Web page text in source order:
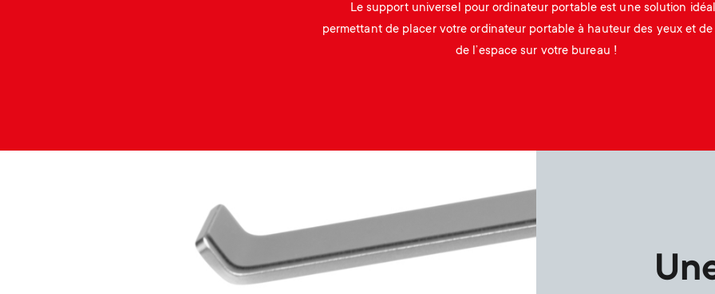
Le support universel pour ordinateur portable est une solution
permettant de placer votre ordinateur portable à hauteur des yeux et
de l’espace sur votre bureau !